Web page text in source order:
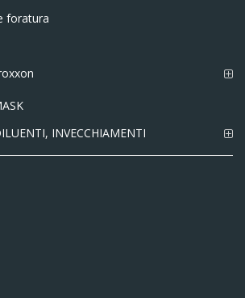
foratura
INVECCHIAMENTI